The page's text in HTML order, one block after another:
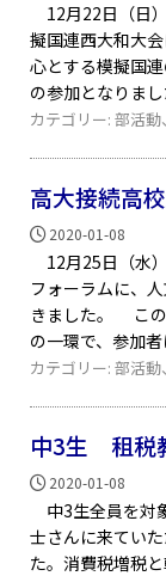
12月22日（日
擬国連西大和大
心とする模擬国
の参加となりま
カテゴリー:部活動
高大接続高
2020-01-08
12月25日（水
フォーラムに、
きました。 この
の一環で、参加
カテゴリー:部活動
中3生 租税
2020-01-08
中3生全員を対
士さんに来てい
た。消費税増税